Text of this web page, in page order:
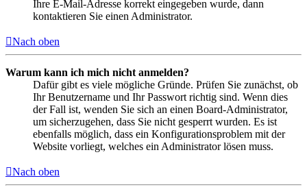
Ihre E-Mail-Adresse korrekt eingegeben wurde, dann
kontaktieren Sie einen Administrator.
Nach oben
Warum kann ich mich nicht anmelden?
Dafür gibt es viele mögliche Gründe. Prüfen Sie zunächst, ob
Ihr Benutzername und Ihr Passwort richtig sind. Wenn dies
der Fall ist, wenden Sie sich an einen Board-Administrator,
um sicherzugehen, dass Sie nicht gesperrt wurden. Es ist
ebenfalls möglich, dass ein Konfigurationsproblem mit der
Website vorliegt, welches ein Administrator lösen muss.
Nach oben